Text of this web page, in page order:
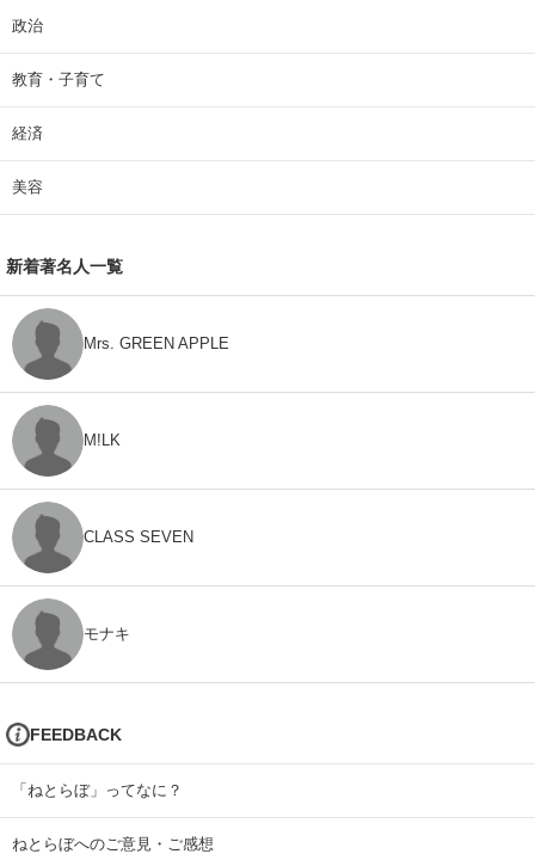
政治
教育・子育て
経済
美容
新着著名人一覧
Mrs. GREEN APPLE
M!LK
CLASS SEVEN
モナキ
FEEDBACK
「ねとらぼ」ってなに？
ねとらぼへのご意見・ご感想